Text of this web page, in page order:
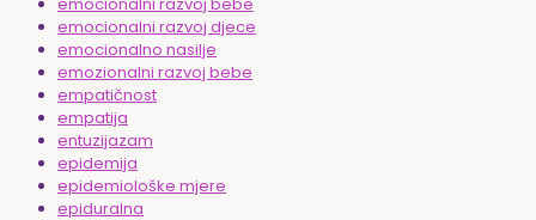
emocionalni razvoj djece
emocionalno nasilje
emozionalni razvoj bebe
empatičnost
empatija
entuzijazam
epidemija
epidemiološke mjere
epiduralna